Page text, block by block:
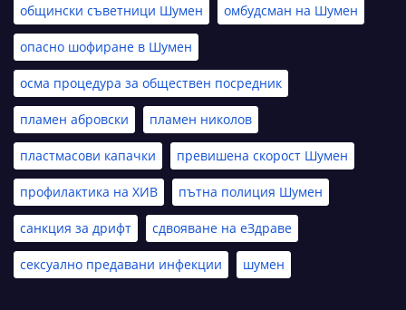
общински съветници Шумен омбудсман на Шумен
опасно шофиране в Шумен
осма процедура за обществен посредник
пламен абровски пламен николов
пластмасови капачки превишена скорост Шумен
профилактика на ХИВ пътна полиция Шумен
санкция за дрифт сдвояване на еЗдраве
сексуално предавани инфекции шумен